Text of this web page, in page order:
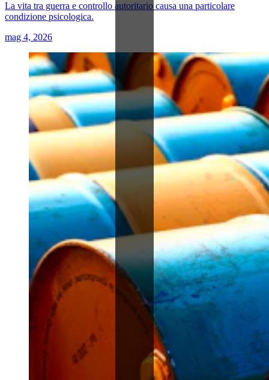
La vita tra guerra e controllo autoritario causa una particolare
condizione psicologica.
mag 4, 2026